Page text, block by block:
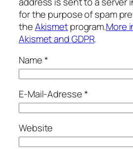
for the purpose of spam
theAkismetprogram.More
Akismet and GDPR.
Name*
E-Mail-Adresse*
Website